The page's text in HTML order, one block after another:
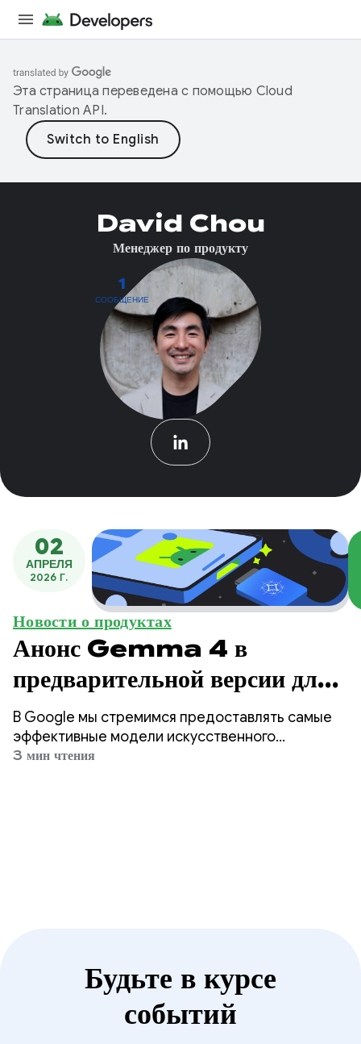
Эта страница переведена с помощью Cloud
Translation API.
1
СООБЩЕНИЕ
David Chou
Менеджер по продукту
02
АПРЕЛЯ
2026 Г.
Новости о продуктах
Анонс Gemma 4 в
предварительной версии для
разработчиков AICore.
В Google мы стремимся предоставлять самые
эффективные модели искусственного
интеллекта непосредственно на устройства
3 мин чтения
Будьте в курсе
событий